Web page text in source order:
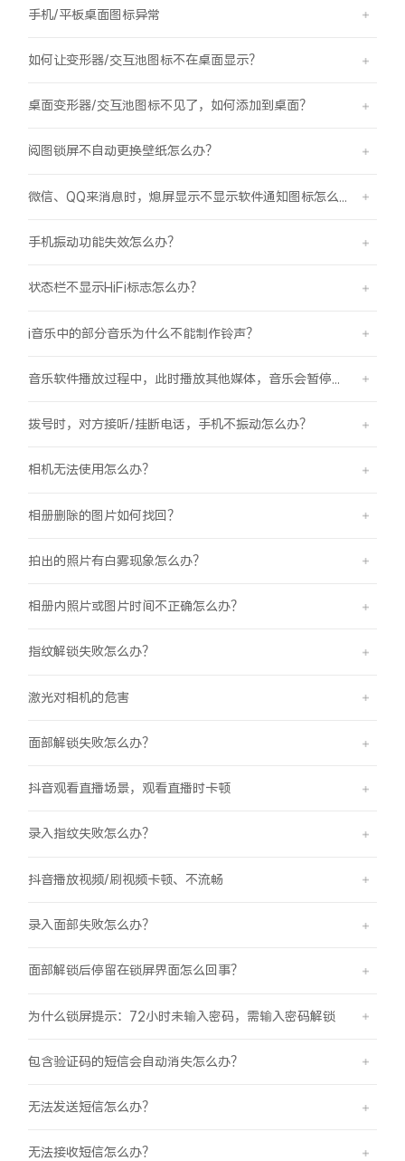
手机/平板桌面图标异常
如何让变形器/交互池图标不在桌面显示？
桌面变形器/交互池图标不见了，如何添加到桌面？
阅图锁屏不自动更换壁纸怎么办？
手机振动功能失效怎么办？
状态栏不显示HiFi标志怎么办？
i音乐中的部分音乐为什么不能制作铃声？
拨号时，对方接听/挂断电话，手机不振动怎么办？
相机无法使用怎么办？
相册删除的图片如何找回？
拍出的照片有白雾现象怎么办？
相册内照片或图片时间不正确怎么办？
指纹解锁失败怎么办？
激光对相机的危害
面部解锁失败怎么办？
抖音观看直播场景，观看直播时卡顿
录入指纹失败怎么办？
抖音播放视频/刷视频卡顿、不流畅
录入面部失败怎么办？
面部解锁后停留在锁屏界面怎么回事？
为什么锁屏提示：72小时未输入密码，需输入密码解锁
包含验证码的短信会自动消失怎么办？
无法发送短信怎么办？
无法接收短信怎么办？